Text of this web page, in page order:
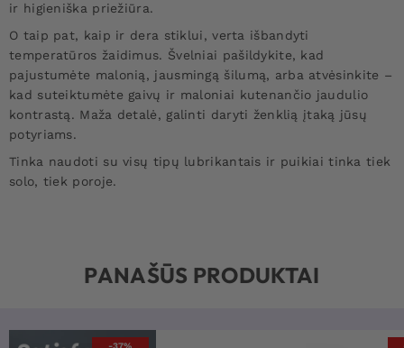
ir higieniška priežiūra.
O taip pat, kaip ir dera stiklui, verta išbandyti
temperatūros žaidimus. Švelniai pašildykite, kad
pajustumėte malonią, jausmingą šilumą, arba atvėsinkite –
kad suteiktumėte gaivų ir maloniai kutenančio jaudulio
kontrastą. Maža detalė, galinti daryti ženklią įtaką jūsų
potyriams.
Tinka naudoti su visų tipų lubrikantais ir puikiai tinka tiek
solo, tiek poroje.
PANAŠŪS PRODUKTAI
-37%